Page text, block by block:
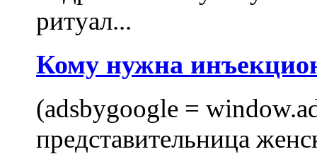
ритуал...
Кому нужна
(adsbygoogle =
представительница